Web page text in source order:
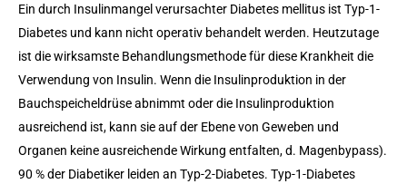
Ein durch Insulinmangel verursachter Diabetes mellitus ist Typ-1-
Diabetes und kann nicht operativ behandelt werden. Heutzutage
ist die wirksamste Behandlungsmethode für diese Krankheit die
Verwendung von Insulin. Wenn die Insulinproduktion in der
Bauchspeicheldrüse abnimmt oder die Insulinproduktion
ausreichend ist, kann sie auf der Ebene von Geweben und
Organen keine ausreichende Wirkung entfalten, d. Magenbypass).
90 % der Diabetiker leiden an Typ-2-Diabetes. Typ-1-Diabetes